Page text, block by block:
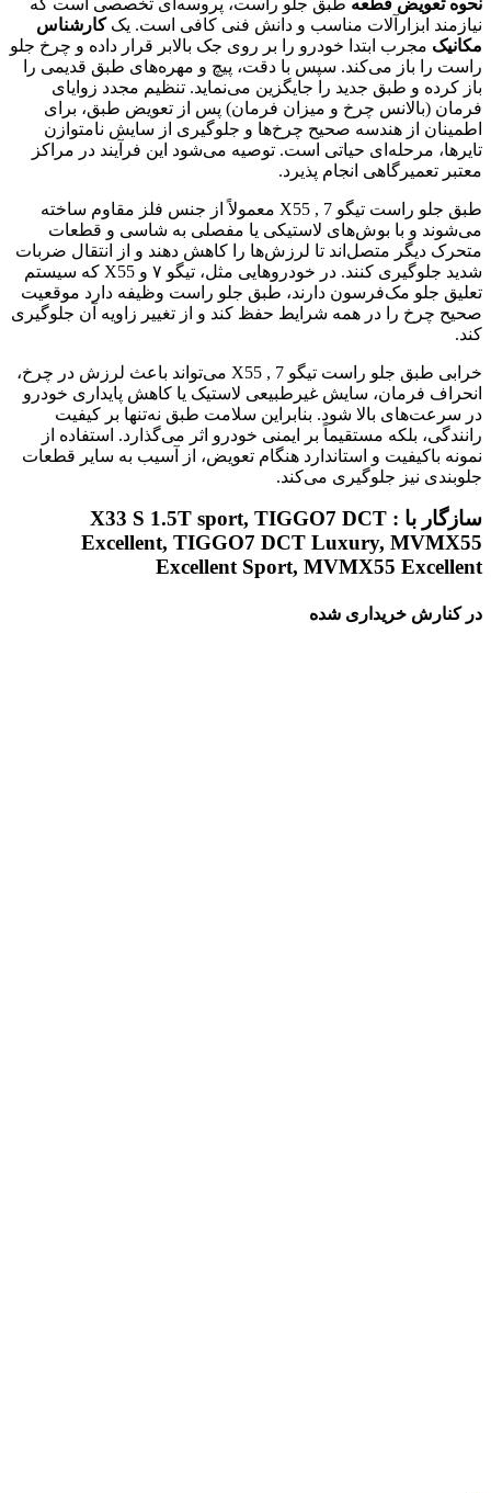
نیازمند ابزارآلات مناسب و دانش فنی کافی است. یککارشناس
مکانیک مجرب ابتدا خودرو را بر روی جک بالابر قرار داده و چرخ جلو
راست را باز می‌کند. سپس با دقت، پیچ و مهره‌های طبق قدیمی را
باز کرده و طبق جدید را جایگزین می‌نماید. تنظیم مجدد زوایای
فرمان (بالانس چرخ و میزان فرمان) پس از تعویض طبق، برای
اطمینان از هندسه صحیح چرخ‌ها و جلوگیری از سایش نامتوازن
تایرها، مرحله‌ای حیاتی است. توصیه می‌شود این فرآیند در مراکز
معتبر تعمیرگاهی انجام پذیرد.
طبق جلو راست تیگو 7 , X55 معمولاً از جنس فلز مقاوم ساخته
می‌شوند و با بوش‌های لاستیکی یا مفصلی به شاسی و قطعات
متحرک دیگر متصل‌اند تا لرزش‌ها را کاهش دهند و از انتقال ضربات
شدید جلوگیری کنند. در خودروهایی مثل، تیگو ۷ و X55 که سیستم
تعلیق جلو مک‌فرسون دارند، طبق جلو راست وظیفه دارد موقعیت
صحیح چرخ را در همه شرایط حفظ کند و از تغییر زاویه آن جلوگیری
کند.
خرابی طبق جلو راست تیگو 7 , X55 می‌تواند باعث لرزش در چرخ،
انحراف فرمان، سایش غیرطبیعی لاستیک یا کاهش پایداری خودرو
در سرعت‌های بالا شود. بنابراین سلامت طبق نه‌تنها بر کیفیت
رانندگی، بلکه مستقیماً بر ایمنی خودرو اثر می‌گذارد. استفاده از
نمونه باکیفیت و استاندارد هنگام تعویض، از آسیب به سایر قطعات
جلوبندی نیز جلوگیری می‌کند.
سازگار با : X33 S 1.5T sport, TIGGO7 DCT
Excellent, TIGGO7 DCT Luxury, MVMX55
Excellent Sport, MVMX55 Excellent
در کنارش خریداری شده